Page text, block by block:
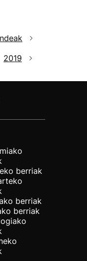
2019
berriak
berriak
berriak